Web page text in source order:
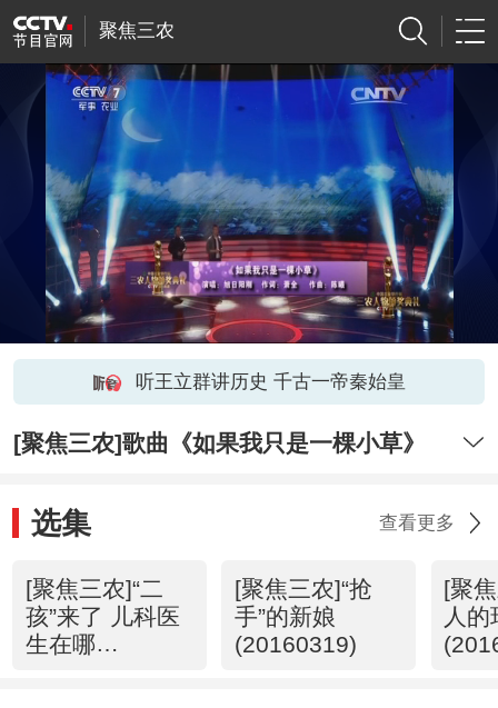
聚焦三农
听王立群讲历史 千古一帝秦始皇
[聚焦三农]歌曲《如果我只是一棵小草》
选集 查看更多
[聚焦三农]“二
孩”来了 儿科医
生在哪
[聚焦三农]“抢
手”的新娘
(20160319)
[聚
人